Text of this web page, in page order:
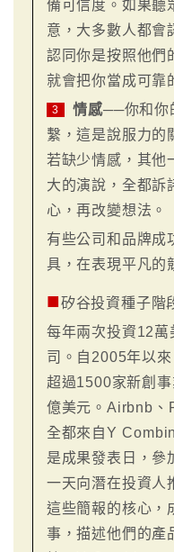
備可信度。如果聽
意，大多數人都會
認同你是按照他們
就會把你當成可靠
3 情感──你和你
繫，這是說服力的
若缺少情感，其他
大的演說，全都訴
心，再改變想法。
有些公司和品牌成
具，在表現平凡的
■矽谷投資種子階
每年兩次投資12
司。自2005年以
超過1500家新創
億美元。Airbnb
全都來自Y
是成果發表日，參
一天向潛在投資人
這些簡報的核心，
事，描述他們的產